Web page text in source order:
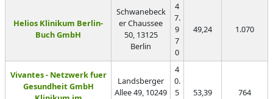
Helios Klinikum Berlin-
Buch GmbH
Schwanebeck
er Chaussee
50, 13125
Berlin
4
7.
9
7
0
49,24 1.070
Vivantes - Netzwerk fuer
Gesundheit GmbH
Landsberger
Allee 49, 10249
4
0.
5
53,39 764